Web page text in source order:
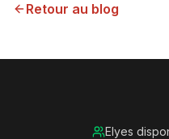
Retour au blog
Elyes